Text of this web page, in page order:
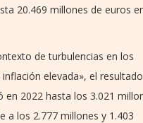
20.469 millones de euros
de turbulencias en los
elevada», el resultado
en 2022 hasta los 3.021
a los 2.777 millones y 1.403